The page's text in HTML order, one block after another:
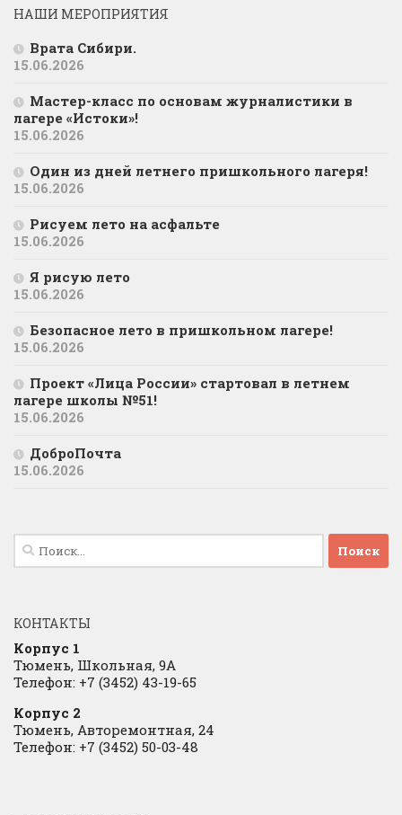
НАШИ МЕРОПРИЯТИЯ
Врата Сибири.
15.06.2026
Мастер-класс по основам журналистики в
лагере «Истоки»!
15.06.2026
Один из дней летнего пришкольного лагеря!
15.06.2026
Рисуем лето на асфальте
15.06.2026
Я рисую лето
15.06.2026
Безопасное лето в пришкольном лагере!
15.06.2026
Проект «Лица России» стартовал в летнем
лагере школы №51!
15.06.2026
ДоброПочта
15.06.2026
Найти:
КОНТАКТЫ
Корпус 1
Тюмень, Школьная, 9А
Телефон: +7 (3452) 43-19-65
Корпус 2
Тюмень, Авторемонтная, 24
Телефон: +7 (3452) 50-03-48